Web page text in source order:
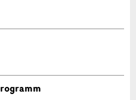
eine Kopie der E-Mail